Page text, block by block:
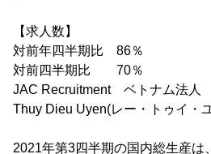
【求人数】
対前年四半期比 86％
対前四半期比 70％
JAC Recruitment ベトナム法
Thuy Dieu Uyen(レー・トゥイ・
2021年第3四半期の国内総生産は